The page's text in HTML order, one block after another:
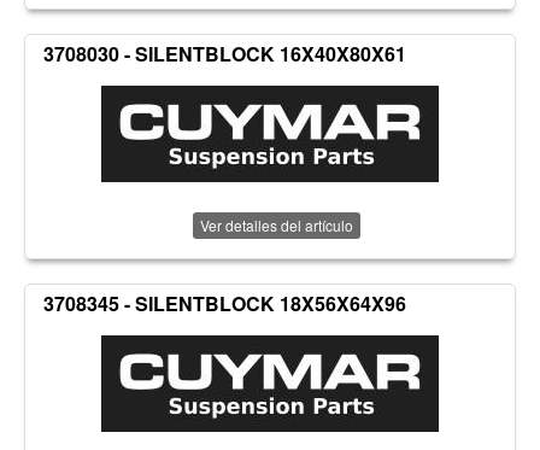
3708030 - SILENTBLOCK 16X40X80X61
Ver detalles del artículo
3708345 - SILENTBLOCK 18X56X64X96